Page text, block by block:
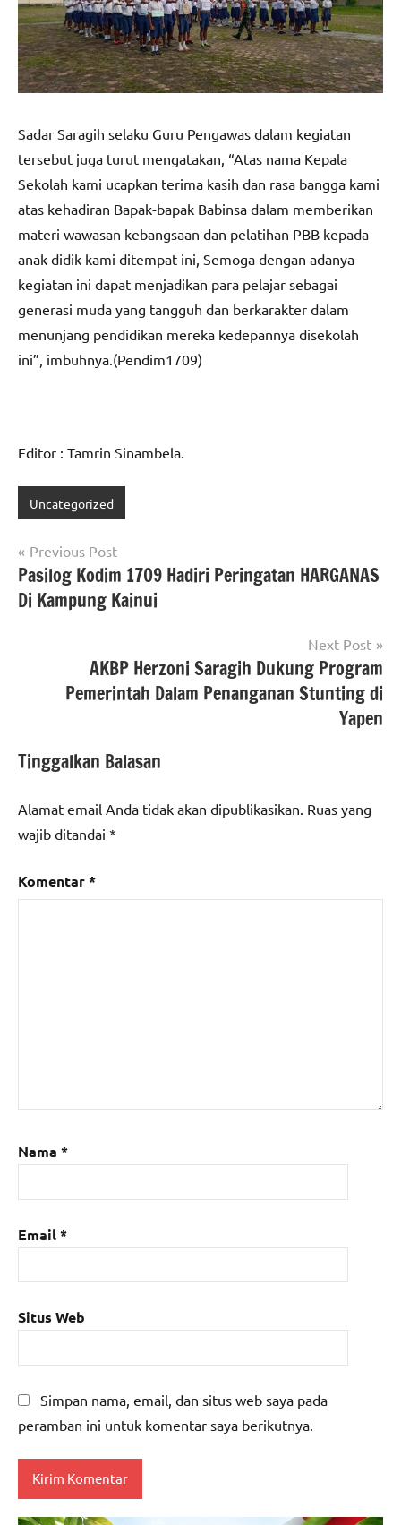
Sadar Saragih selaku Guru Pengawas dalam kegiatan
tersebut juga turut mengatakan, “Atas nama Kepala
Sekolah kami ucapkan terima kasih dan rasa bangga kami
atas kehadiran Bapak-bapak Babinsa dalam memberikan
materi wawasan kebangsaan dan pelatihan PBB kepada
anak didik kami ditempat ini, Semoga dengan adanya
kegiatan ini dapat menjadikan para pelajar sebagai
generasi muda yang tangguh dan berkarakter dalam
menunjang pendidikan mereka kedepannya disekolah
ini”, imbuhnya.(Pendim1709)
Editor : Tamrin Sinambela.
Uncategorized
Navigasi
pos
Previous Post
Pasilog Kodim 1709 Hadiri Peringatan HARGANAS
Di Kampung Kainui
Next Post
AKBP Herzoni Saragih Dukung Program
Pemerintah Dalam Penanganan Stunting di
Yapen
Tinggalkan Balasan
Alamat email Anda tidak akan dipublikasikan. Ruas yang
wajib ditandai *
Komentar*
Nama *
Email*
Situs Web
Simpan nama, email, dan situs web saya pada
peramban ini untuk komentar saya berikutnya.